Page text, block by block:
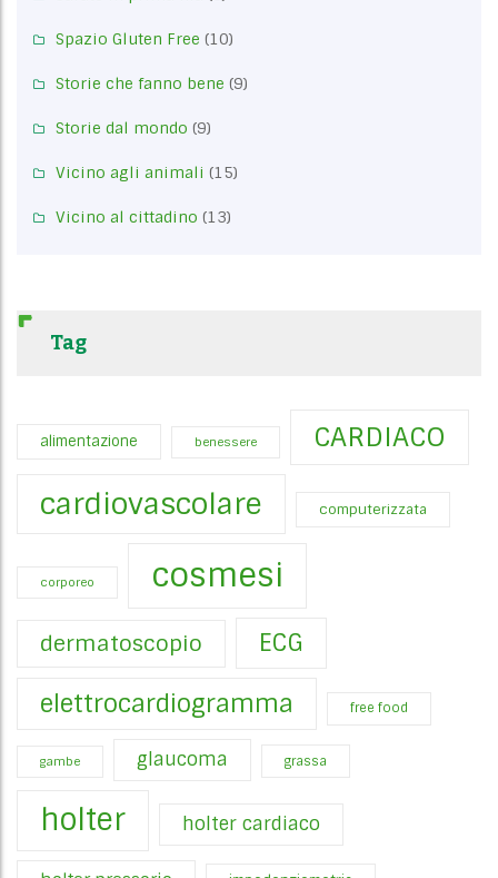
Spazio Gluten Free (10)
Storie che fanno bene (9)
Storie dal mondo (9)
Vicino agli animali (15)
Vicino al cittadino (13)
Tag
alimentazione benessere CARDIACO
cardiovascolare computerizzata
corporeo cosmesi
dermatoscopio ECG
elettrocardiogramma free food
gambe glaucoma grassa
holter holter cardiaco